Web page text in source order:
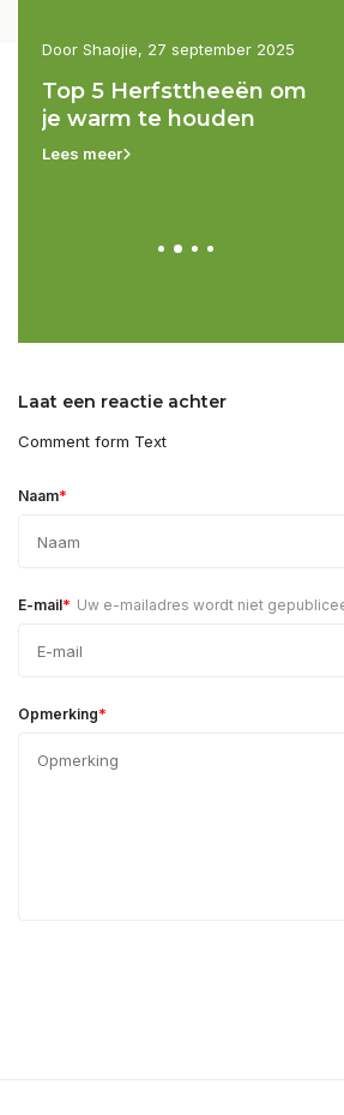
september 2025
om
Door Patrice, 1 juli 2025
Onze avonturen
Ontdekking van
Laat een reactie achter
Comment form Text
Naam*
E-mail* Uw e-mailadres wordt niet
Opmerking*